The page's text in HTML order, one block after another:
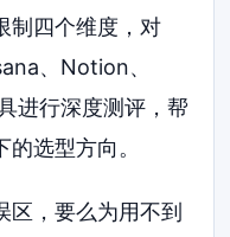
制四个维度，对
、Notion、
进行深度测评，帮
选型方向。
区，要么为用不到